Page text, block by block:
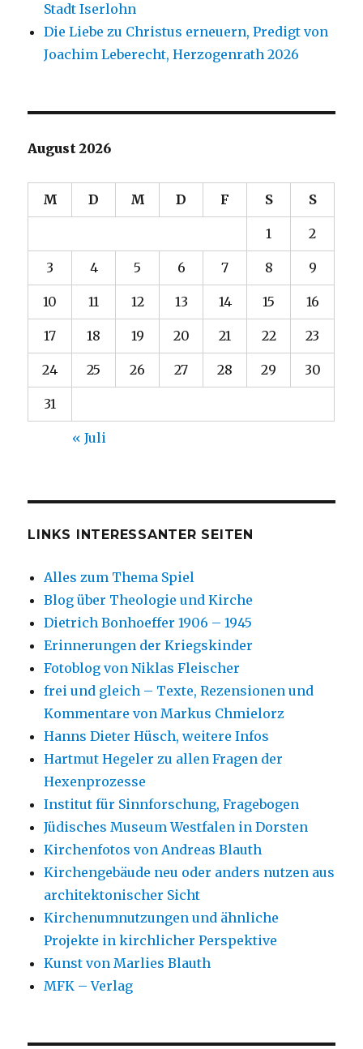
Stadt Iserlohn
Die Liebe zu Christus erneuern, Predigt von
Joachim Leberecht, Herzogenrath 2026
August 2026
M D M D F S S
1 2
3 4 5 6 7 8 9
10 11 12 13 14 15 16
17 18 19 20 21 22 23
24 25 26 27 28 29 30
31
« Juli
LINKS INTERESSANTER SEITEN
Alles zum Thema Spiel
Blog über Theologie und Kirche
Dietrich Bonhoeffer 1906 – 1945
Erinnerungen der Kriegskinder
Fotoblog von Niklas Fleischer
frei und gleich – Texte, Rezensionen und
Kommentare von Markus Chmielorz
Hanns Dieter Hüsch, weitere Infos
Hartmut Hegeler zu allen Fragen der
Hexenprozesse
Institut für Sinnforschung, Fragebogen
Jüdisches Museum Westfalen in Dorsten
Kirchenfotos von Andreas Blauth
Kirchengebäude neu oder anders nutzen aus
architektonischer Sicht
Kirchenumnutzungen und ähnliche
Projekte in kirchlicher Perspektive
Kunst von Marlies Blauth
MFK – Verlag